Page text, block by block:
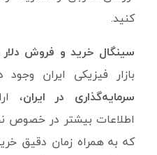
کنید.
سینگال خرید و فروش دلار
بازار فیزیکی ایران وجود
سرمایه‌گذاری در ایران،
اطلاعات بیشتر در خصوص
که به همراه زمان دقیق